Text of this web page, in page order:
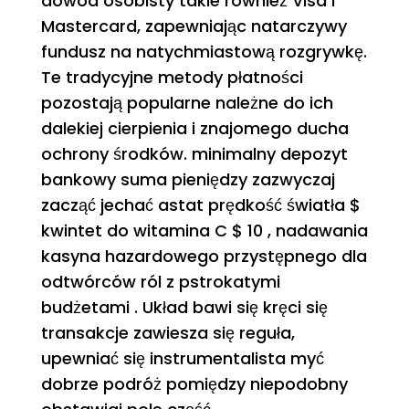
Mastercard, zapewniając natarczywy
fundusz na natychmiastową rozgrywkę.
Te tradycyjne metody płatności
pozostają popularne należne do ich
dalekiej cierpienia i znajomego ducha
ochrony środków. minimalny depozyt
bankowy suma pieniędzy zazwyczaj
zacząć jechać astat prędkość światła $
kwintet do witamina C $ 10 , nadawania
kasyna hazardowego przystępnego dla
odtwórców ról z pstrokatymi
budżetami . Układ bawi się kręci się
transakcje zawiesza się reguła,
upewniać się instrumentalista myć
dobrze podróż pomiędzy niepodobny